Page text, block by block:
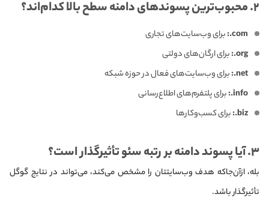
۲. محبوب‌ترین پسوندهای دامنه سطح بالا کدام‌اند؟
com.: برای وب‌سایت‌های تجاری
org.: برای ارگان‌های دولتی
net.: برای وب‌سایت‌های فعال در حوزه شبکه
info.: برای پلتفرم‌های اطلاع‌رسانی
biz.: برای کسب‌وکارها
۳. آیا پسوند دامنه بر رتبه سئو تأثیرگذار است؟
بله، ازآن‌جاکه هدف وب‌سایتتان را مشخص می‌کند، می‌تواند در نتایج گوگل
تأثیرگذار باشد.